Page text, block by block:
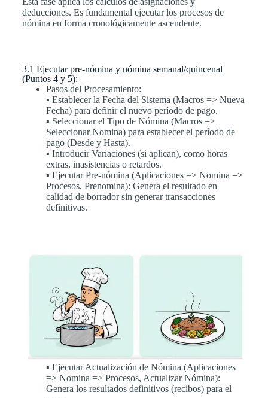
deducciones. Es fundamental ejecutar los procesos de
nómina en forma cronológicamente ascendente.
3.1 Ejecutar pre-nómina y nómina semanal/quincenal
(Puntos 4 y 5):
Pasos del Procesamiento:
▪ Establecer la Fecha del Sistema (Macros => Nueva
Fecha) para definir el nuevo período de pago.
▪ Seleccionar el Tipo de Nómina (Macros =>
Seleccionar Nomina) para establecer el período de
pago (Desde y Hasta).
▪ Introducir Variaciones (si aplican), como horas
extras, inasistencias o retardos.
▪ Ejecutar Pre-nómina (Aplicaciones => Nomina =>
Procesos, Prenomina): Genera el resultado en
calidad de borrador sin generar transacciones
definitivas.
▪ Ejecutar Actualización de Nómina (Aplicaciones
=> Nomina => Procesos, Actualizar Nómina):
Genera los resultados definitivos (recibos) para el